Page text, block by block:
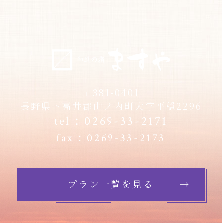
〒381-0401
長野県下高井郡山ノ内町大字平穏2296
tel： 0269-33-2171
fax：0269-33-2173
プラン一覧を見る